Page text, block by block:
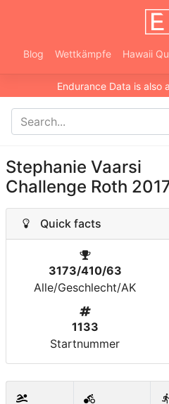
Blog Wettkämpfe Hawaii
Endurance Data is also
Stephanie Vaarsi
Challenge Roth
Quick facts
3173/410/63
Alle/Geschlecht/AK
1133
Startnummer